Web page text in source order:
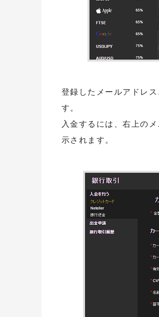
登録したメールアドレ
す。
入金するには、右上の
示されます。